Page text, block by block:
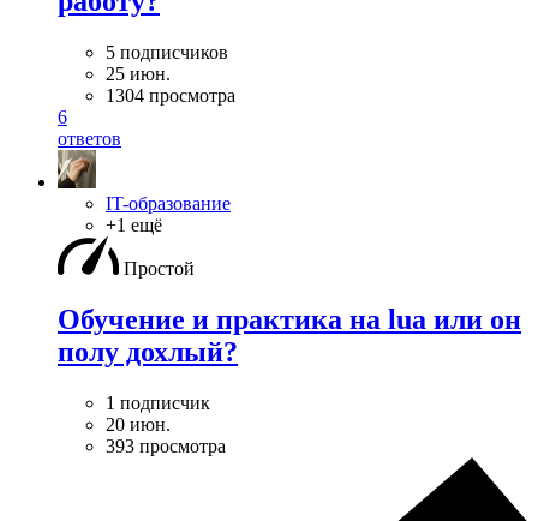
5 подписчиков
25 июн.
1304 просмотра
6
ответов
IT-образование
+1 ещё
Простой
Обучение и практика на lua или он
полу дохлый?
1 подписчик
20 июн.
393 просмотра